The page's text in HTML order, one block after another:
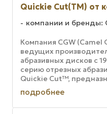
Quickie Cut(TM) от
компании и бренды:
Компания CGW
ведущих
абразивных дисков с
серию отрезных
Quickie Cut™,
металлов, в том
подробнее